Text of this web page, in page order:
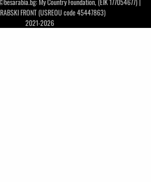
FRONT (USREOU code 45447863)
2021-2026